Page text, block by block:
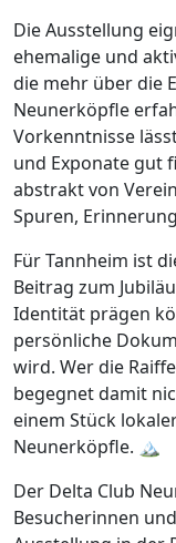
Die Ausstellung
ehemalige und
die mehr über die
Neunerköpfle
Vorkenntnisse
und Exponate gut
abstrakt von
Spuren,
Für Tannheim ist
Beitrag zum
Identität prägen
persönliche
wird. Wer die
begegnet damit
einem Stück
Neunerköpfle. 🏔️
Der Delta Club
Besucherinnen